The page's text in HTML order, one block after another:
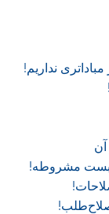
نداریم!‏
مشروطه!